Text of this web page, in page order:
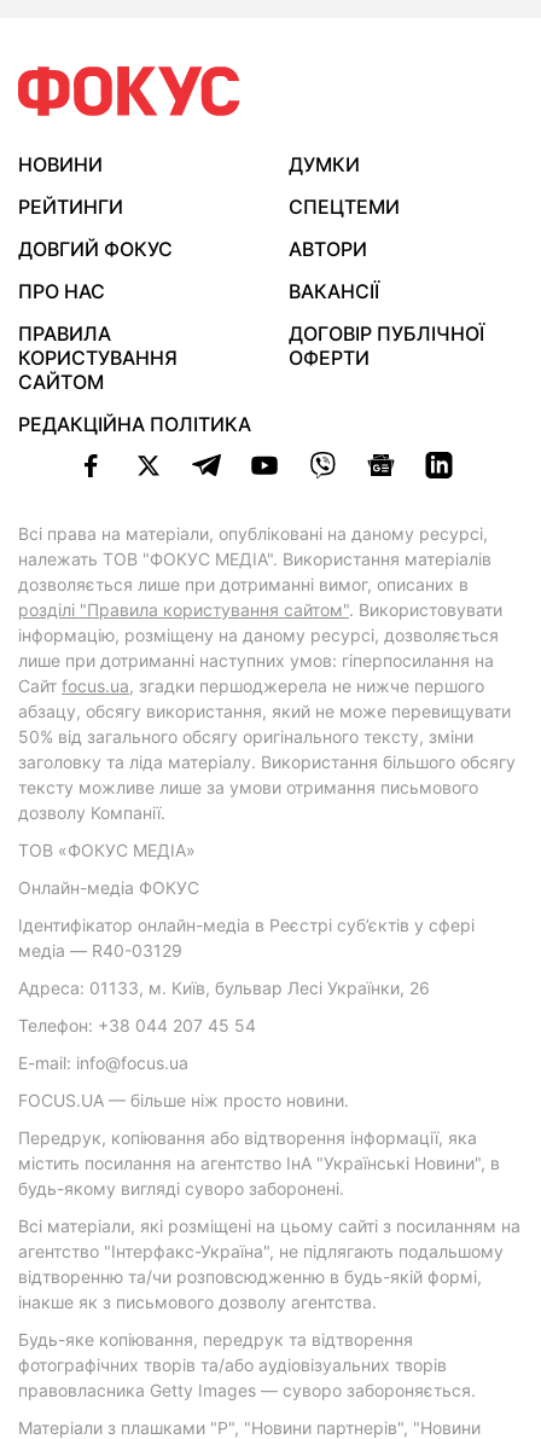
НОВИНИ
ДУМКИ
РЕЙТИНГИ
СПЕЦТЕМИ
ДОВГИЙ ФОКУС
АВТОРИ
ПРО НАС
ВАКАНСІЇ
ПРАВИЛА
КОРИСТУВАННЯ
САЙТОМ
ДОГОВІР ПУБЛІЧНОЇ
ОФЕРТИ
РЕДАКЦІЙНА ПОЛІТИКА
Всі права на матеріали, опубліковані на даному ресурсі,
належать ТОВ "ФОКУС МЕДІА". Використання матеріалів
дозволяється лише при дотриманні вимог, описаних в
розділі "Правила користування сайтом". Використовувати
інформацію, розміщену на даному ресурсі, дозволяється
лише при дотриманні наступних умов: гіперпосилання на
Cайт focus.ua, згадки першоджерела не нижче першого
абзацу, обсягу використання, який не може перевищувати
50% від загального обсягу оригінального тексту, зміни
заголовку та ліда матеріалу. Використання більшого обсягу
тексту можливе лише за умови отримання письмового
дозволу Компанії.
ТОВ «ФОКУС МЕДІА»
Онлайн-медіа ФОКУС
Ідентифікатор онлайн-медіа в Реєстрі суб’єктів у сфері
медіа — R40-03129
Адреса: 01133, м. Київ, бульвар Лесі Українки, 26
Телефон: +38 044 207 45 54
E-mail: info@focus.ua
FOCUS.UA — більше ніж просто новини.
Передрук, копіювання або відтворення інформації, яка
містить посилання на агентство ІнА "Українські Новини", в
будь-якому вигляді суворо заборонені.
Всі матеріали, які розміщені на цьому сайті з посиланням на
агентство "Інтерфакс-Україна", не підлягають подальшому
відтворенню та/чи розповсюдженню в будь-якій формі,
інакше як з письмового дозволу агентства.
Будь-яке копіювання, передрук та відтворення
фотографічних творів та/або аудіовізуальних творів
правовласника Getty Images — суворо забороняється.
Матеріали з плашками "Р", "Новини партнерів", "Новини